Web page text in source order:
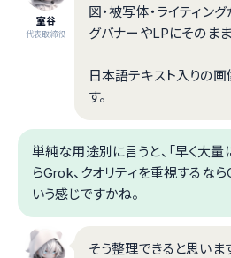
室谷
代表取締役
図・被写体・ライティン
グバナーやLPにそのまま
日本語テキスト入りの
す。
単純な用途別に言うと、「早く大量
らGrok、クオリティを重視するな
いう感じですかね。
そう整理できると思い